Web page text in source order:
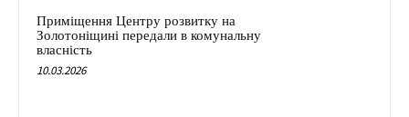
Приміщення Центру розвитку на
Золотоніщині передали в комунальну
власність
10.03.2026